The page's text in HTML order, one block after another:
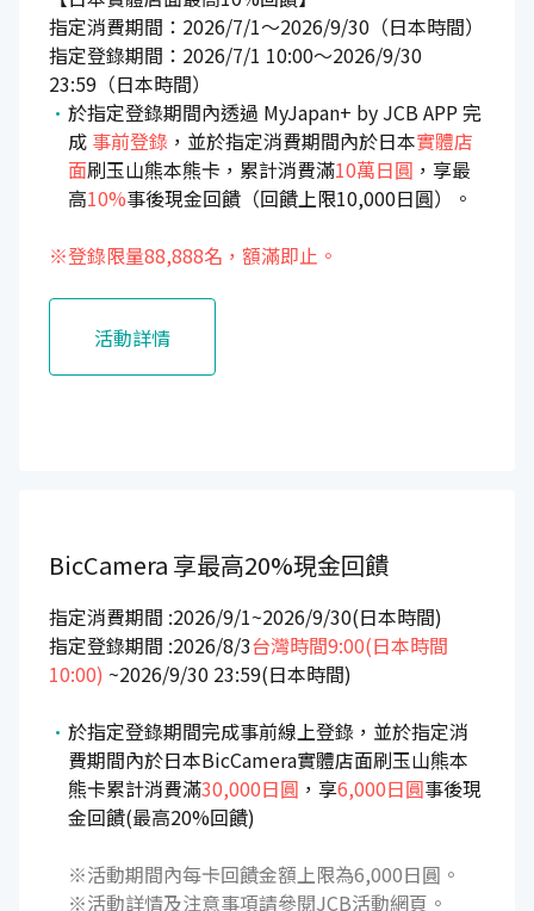
指定消費期間：2026/7/1～2026/9/30（日本時間）
指定登錄期間：2026/7/1 10:00～2026/9/30
23:59（日本時間）
於指定登錄期間內透過 MyJapan+ by JCB APP 完
成 事前登錄 ，並於指定消費期間內於日本實體店
面刷玉山熊本熊卡，累計消費滿10萬日圓 ，享最
高10%事後現金回饋（回饋上限10,000日圓）。
※登錄限量88,888名，額滿即止。
活動詳情
BicCamera 享最高20%現金回饋
指定消費期間 :2026/9/1~2026/9/30(日本時間)
指定登錄期間 :2026/8/3台灣時間9:00(日本時間
10:00) ~2026/9/30 23:59(日本時間)
於指定登錄期間完成事前線上登錄，並於指定消
費期間內於日本BicCamera實體店面刷玉山熊本
熊卡累計消費滿30,000日圓 ，享6,000日圓事後現
金回饋(最高20%回饋)
※活動期間內每卡回饋金額上限為6,000日圓。
※活動詳情及注意事項請參閱JCB活動網頁。